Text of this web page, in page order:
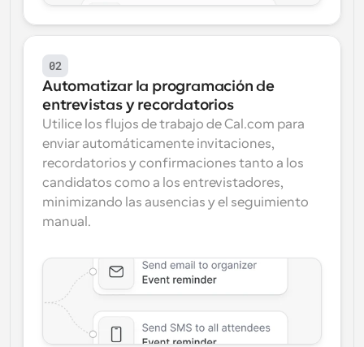
02
Automatizar la programación de
entrevistas y recordatorios
Utilice los flujos de trabajo de Cal.com para
enviar automáticamente invitaciones,
recordatorios y confirmaciones tanto a los
candidatos como a los entrevistadores,
minimizando las ausencias y el seguimiento
manual.